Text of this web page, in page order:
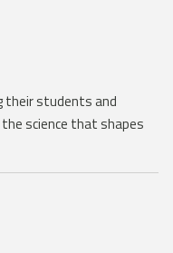
their students and
science that shapes